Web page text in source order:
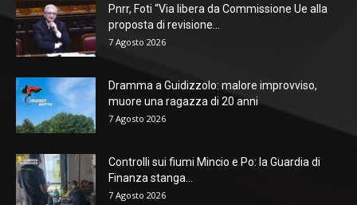
Pnrr, Foti “Via libera da Commissione Ue alla
proposta di revisione...
7 Agosto 2026
Dramma a Guidizzolo: malore improvviso,
muore una ragazza di 20 anni
7 Agosto 2026
Controlli sui fiumi Mincio e Po: la Guardia di
Finanza stanga...
7 Agosto 2026